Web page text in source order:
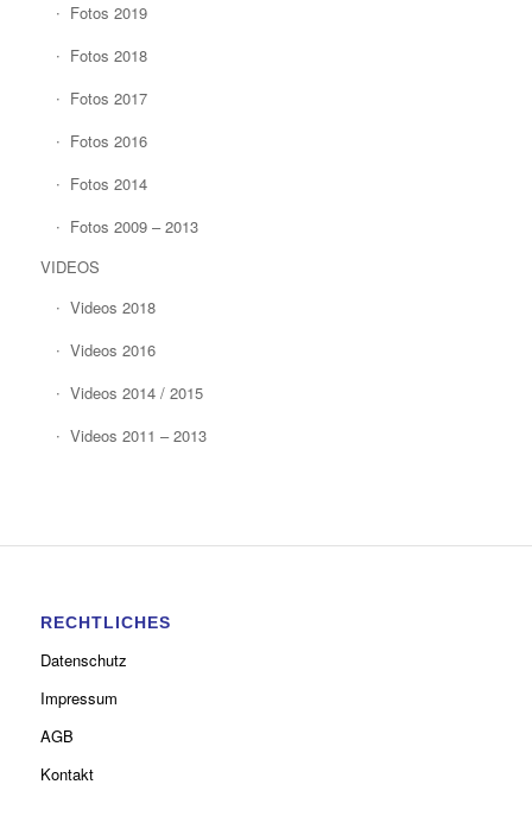
Fotos 2019
Fotos 2018
Fotos 2017
Fotos 2016
Fotos 2014
Fotos 2009 – 2013
VIDEOS
Videos 2018
Videos 2016
Videos 2014 / 2015
Videos 2011 – 2013
RECHTLICHES
Datenschutz
Impressum
AGB
Kontakt